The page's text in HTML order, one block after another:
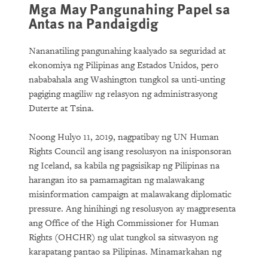
Mga May Pangunahing Papel sa
Antas na Pandaigdig
Nananatiling pangunahing kaalyado sa seguridad at
ekonomiya ng Pilipinas ang Estados Unidos, pero
nababahala ang Washington tungkol sa unti-unting
pagiging magiliw ng relasyon ng administrasyong
Duterte at Tsina.
Noong Hulyo 11, 2019, nagpatibay ng UN Human
Rights Council ang isang resolusyon na inisponsoran
ng Iceland, sa kabila ng pagsisikap ng Pilipinas na
harangan ito sa pamamagitan ng malawakang
misinformation campaign at malawakang diplomatic
pressure. Ang hinihingi ng resolusyon ay magpresenta
ang Office of the High Commissioner for Human
Rights (OHCHR) ng ulat tungkol sa sitwasyon ng
karapatang pantao sa Pilipinas. Minamarkahan ng